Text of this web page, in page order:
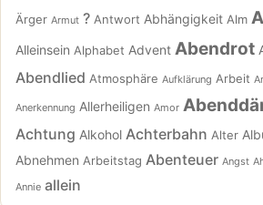
Ärger Armut ? Antwort Abhängigkeit Alm
Alleinsein Alphabet Advent Abendrot
Abendlied Atmosphäre Aufklärung Arbeit
Anerkennung Allerheiligen Amor
Achtung Alkohol Achterbahn Alter
Abnehmen Arbeitstag Abenteuer Angst
Annie allein